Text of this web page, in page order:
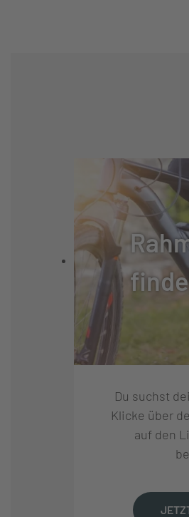
RÜCKTRITT/
SCHALTUNGSTYP:
SCHALTUNG:
SCHALTHEBEL:
KURBELSATZ:
Du suchst
Klicke über
auf den